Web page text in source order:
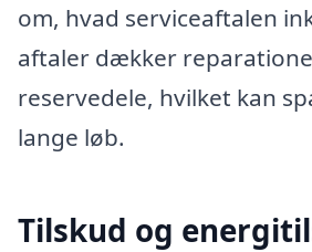
om, hvad serviceaftalen
aftaler dækker
reservedele, hvilket kan
lange løb.
Tilskud og